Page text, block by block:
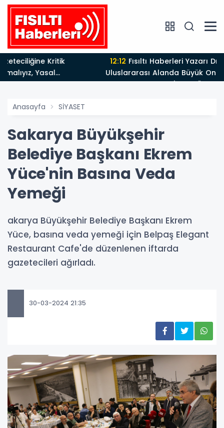
12:12Fısıltı Haberleri Yazarı Dr. Canan Yılmaz’a
Uluslararası Alanda Büyük Onur: “Dr. A.P.J. Abdul
Kalam İlham Ödülü 2026”
Anasayfa SİYASET
Sakarya Büyükşehir
Belediye Başkanı Ekrem
Yüce'nin Basına Veda
Yemeği
akarya Büyükşehir Belediye Başkanı Ekrem
Yüce, basına veda yemeği için Belpaş Elegant
Restaurant Cafe'de düzenlenen iftarda
gazetecileri ağırladı.
30-03-2024 21:35